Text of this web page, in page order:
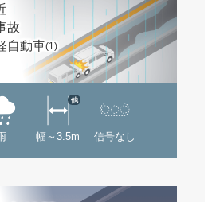
故
自動車(1)
幅～3.5m
他
信号なし